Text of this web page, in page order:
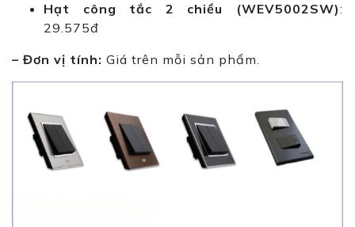
Hạt công tắc 2 chiều (WEV5002SW):
29.575đ
– Đơn vị tính: Giá trên mỗi sản phẩm.